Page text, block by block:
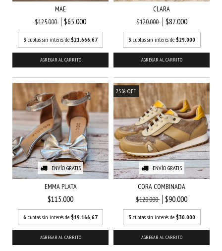
MAE
$125.000
$65.000
3 cuotas sin interés de $21.666,67
AGREGAR AL CARRITO
CLARA
$120.000
$87.000
3 cuotas sin interés de $29.000
AGREGAR AL CARRITO
ENVÍO GRATIS
EMMA PLATA
$115.000
6 cuotas sin interés de $19.166,67
AGREGAR AL CARRITO
25% OFF
ENVÍO GRATIS
CORA COMBINADA
$120.000
$90.000
3 cuotas sin interés de $30.000
AGREGAR AL CARRITO